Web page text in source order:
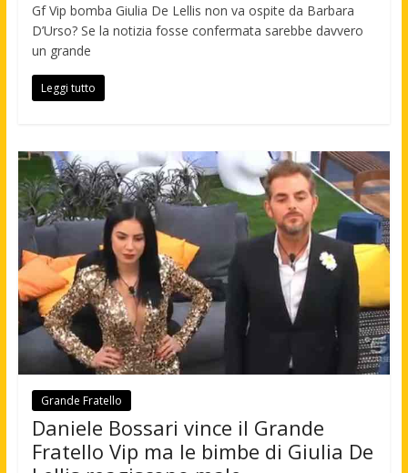
Gf Vip bomba Giulia De Lellis non va ospite da Barbara
D’Urso? Se la notizia fosse confermata sarebbe davvero
un grande
Leggi tutto
Grande Fratello
Daniele Bossari vince il Grande
Fratello Vip ma le bimbe di Giulia De